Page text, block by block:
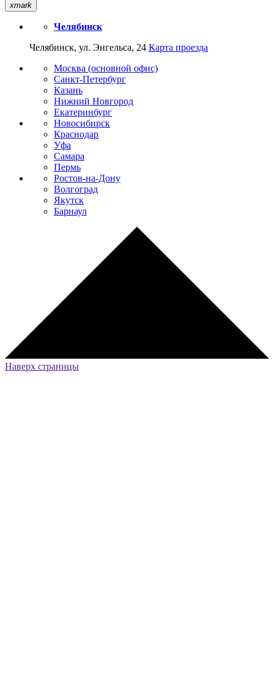
xmark
Челябинск
Челябинск, ул. Энгельса, 24 Карта проезда
Москва (основной офис)
Санкт-Петербург
Казань
Нижний Новгород
Екатеринбург
Новосибирск
Краснодар
Уфа
Самара
Пермь
Ростов-на-Дону
Волгоград
Якутск
Барнаул
Наверх страницы